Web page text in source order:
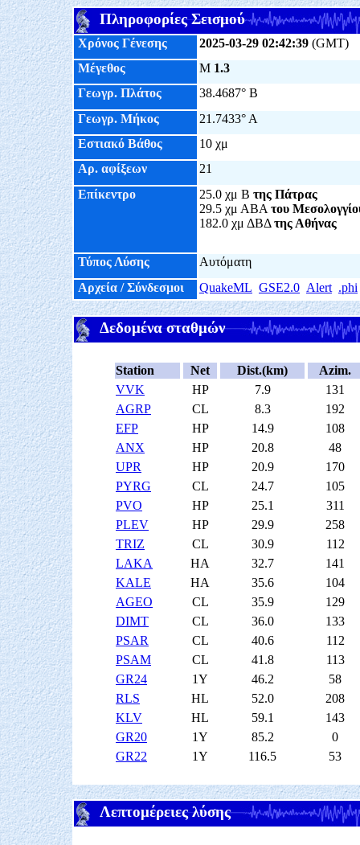
Πληροφορίες Σεισμού
Χρόνος Γένεσης 2025-03-29 02:42:39 (GMT)
Μέγεθος
M 1.3
Γεωγρ. Πλάτος
38.4687° Β
Γεωγρ. Μήκος
21.7433° Α
Εστιακό Βάθος
10 χμ
Αρ. αφίξεων
21
Επίκεντρο
25.0 χμ Β της Πάτρας
29.5 χμ ΑΒΑ του
182.0 χμ ΔΒΔτης Αθήνας
Τύπος Λύσης
Αυτόματη
Αρχεία / Σύνδεσμοι
QuakeML GSE2.0 Alert .phi
Δεδομένα σταθμών
Station Net Dist.(km)
Azim.
VVK
HP 7.9
131
AGRP
CL 8.3
192
EFP
HP 14.9
108
ANX
HP 20.8
48
UPR
HP 20.9
170
PYRG
CL 24.7
105
PVO
HP 25.1
311
PLEV
HP 29.9
258
TRIZ
CL 30.9
112
LAKA
HA 32.7
141
KALE
HA 35.6
104
AGEO
CL 35.9
129
DIMT
CL 36.0
133
PSAR
CL 40.6
112
PSAM
CL 41.8
113
GR24
1Y 46.2
58
RLS
HL 52.0
208
KLV
HL 59.1
143
GR20
1Y 85.2
0
GR22
1Y 116.5 53
Λεπτομέρειες λύσης